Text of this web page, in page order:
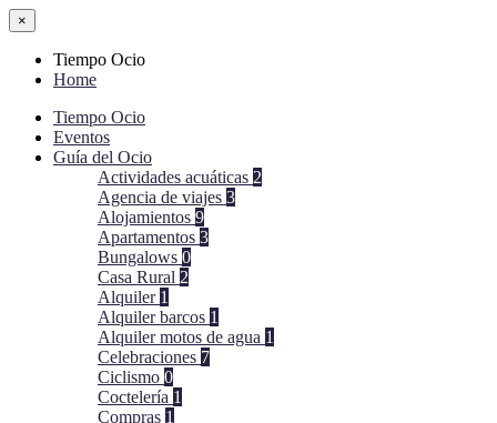
×
Tiempo Ocio
Home
Tiempo Ocio
Eventos
Guía del Ocio
Actividades acuáticas 2
Agencia de viajes 3
Alojamientos 9
Apartamentos 3
Bungalows 0
Casa Rural 2
Alquiler 1
Alquiler barcos 1
Alquiler motos de agua 1
Celebraciones 7
Ciclismo 0
Coctelería 1
Compras 1